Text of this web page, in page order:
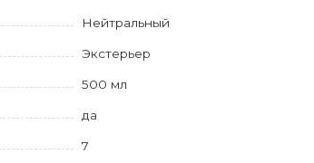
Нейтральный
Экстерьер
500 мл
да
7